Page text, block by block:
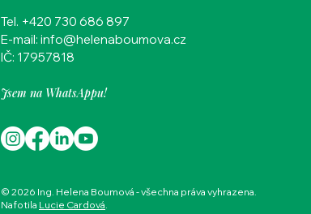
Tel. +420 730 686 897
E-mail: info@helenaboumova.cz
IČ: 17957818
Jsem na WhatsAppu!
© 2026 Ing. Helena Boumová - všechna práva vyhrazena.
Nafotila Lucie Cardová.